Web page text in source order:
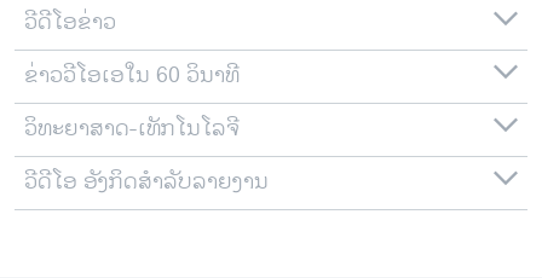
ວີດີໂອຂ່າວ
ຂ່າວວີໂອເອໃນ 60 ວິນາທີ
ວິທະຍາສາດ-ເທັກໂນໂລຈີ
ວີດີໂອ ອັງກິດສຳລັບລາຍງານ